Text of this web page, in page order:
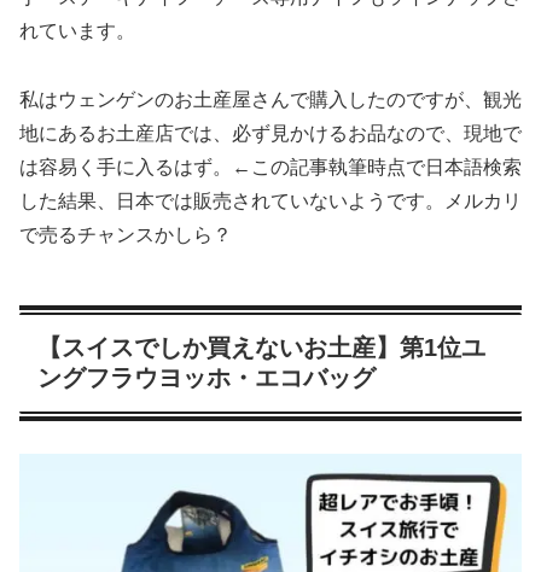
れています。
私はウェンゲンのお土産屋さんで購入したのですが、観光
地にあるお土産店では、必ず見かけるお品なので、現地で
は容易く手に入るはず。←この記事執筆時点で日本語検索
した結果、日本では販売されていないようです。メルカリ
で売るチャンスかしら？
【スイスでしか買えないお土産】第1位ユ
ングフラウヨッホ・エコバッグ